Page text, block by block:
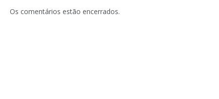
Os comentários estão encerrados.